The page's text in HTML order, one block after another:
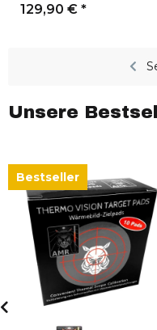
129,90 € *
Unsere
Bestseller